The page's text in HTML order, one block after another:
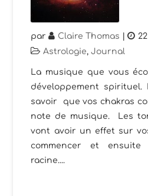
par Claire Thomas |
Astrologie,Journal
La musique que vous
développement
savoir que vos chakras
note de musique. Les
vont avoir un effet sur
commencer et
racine....